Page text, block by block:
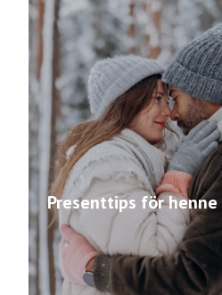
Presenttips för henne